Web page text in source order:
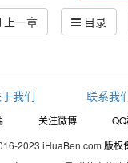
上一章 目录
我们 联系我
关注微博
2023 iHuaBen.com 版权